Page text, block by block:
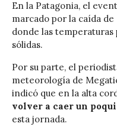
En la Patagonia, el
marcado por la caída
donde las
sólidas.
Por su parte, el
meteorología de
indicó que en la alta
volver a caer un
esta jornada.